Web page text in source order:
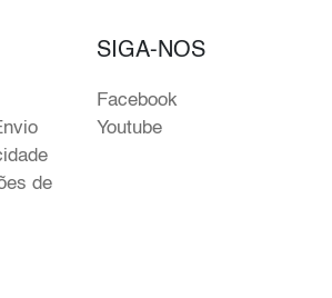
de
SIGA-NOS
Facebook
Youtube